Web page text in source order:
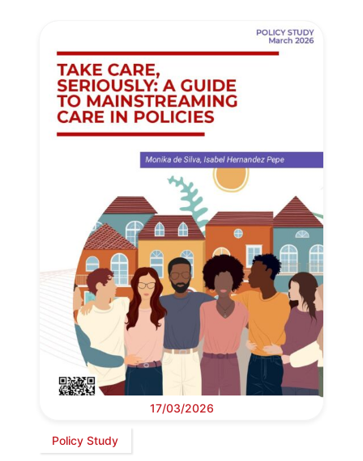
17/03/2026
Policy Study